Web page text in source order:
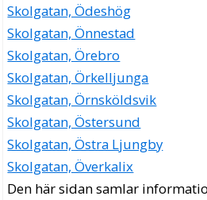
Skolgatan, Ödeshög
Skolgatan, Önnestad
Skolgatan, Örebro
Skolgatan, Örkelljunga
Skolgatan, Örnsköldsvik
Skolgatan, Östersund
Skolgatan, Östra Ljungby
Skolgatan, Överkalix
Den här sidan samlar